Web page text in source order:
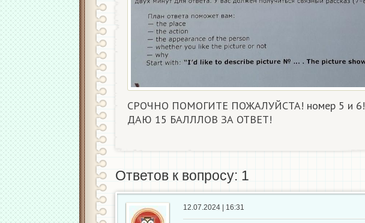
СРОЧНО ПОМОГИТЕ ПОЖАЛУЙСТА! номер 5 и 6!
ДАЮ 15 БАЛЛЛОВ ЗА ОТВЕТ!​
Ответов к вопросу: 1
12.07.2024 | 16:31